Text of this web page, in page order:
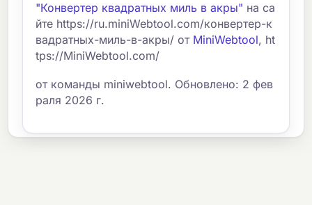
"Конвертер квадратных миль в акры" на са
йте https://ru.miniWebtool.com/конвертер-к
вадратных-миль-в-акры/ от MiniWebtool, ht
tps://MiniWebtool.com/
от команды miniwebtool. Обновлено: 2 фев
раля 2026 г.